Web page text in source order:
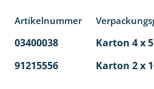
Artikelnummer
03400038 Karton 4 x
91215556
Karton 2 x